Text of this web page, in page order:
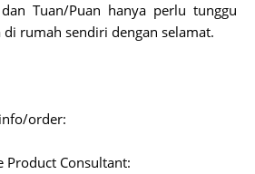
Tuan/Puan hanya perlu tunggu
rumah sendiri dengan selamat.
order:
Product Consultant: